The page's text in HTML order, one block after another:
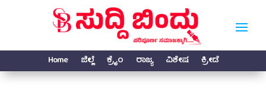
Home ಜಿಲ್ಲೆ ಕ್ರೈಂ ರಾಜ್ಯ ವಿಶೇಷ ಕ್ರೀಡೆ